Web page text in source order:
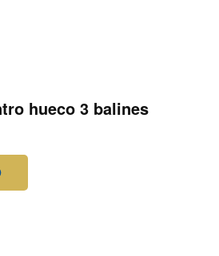
hueco 3 balines